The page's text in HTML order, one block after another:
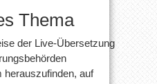
Thema
der Live-Übersetzung
herauszufinden, auf